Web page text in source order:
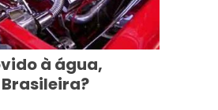
à água,